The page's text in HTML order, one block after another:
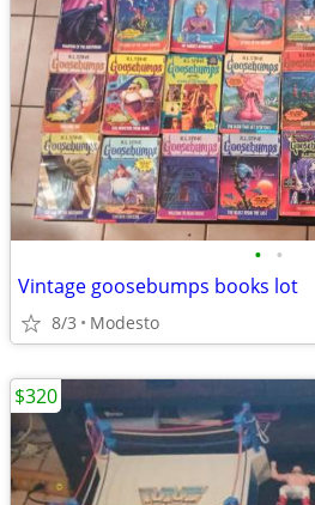
• •
Vintage goosebumps books lot
8/3 Modesto
$320